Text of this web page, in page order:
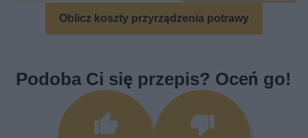
Oblicz koszty przyrządzenia potrawy
Podoba Ci się przepis? Oceń go!